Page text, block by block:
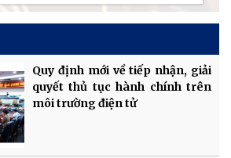
Quy định mới về tiếp nhận, giải
quyết thủ tục hành chính trên
môi trường điện tử